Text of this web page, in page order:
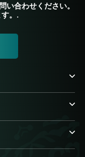
い合わせください。
。.